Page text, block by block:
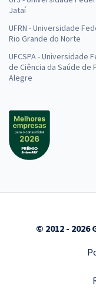
Jataí
UFRN - Universidade
Rio Grande do Norte
UFCSPA - Universidade
de Ciência da Saúde de
Alegre
© 2012 - 2026